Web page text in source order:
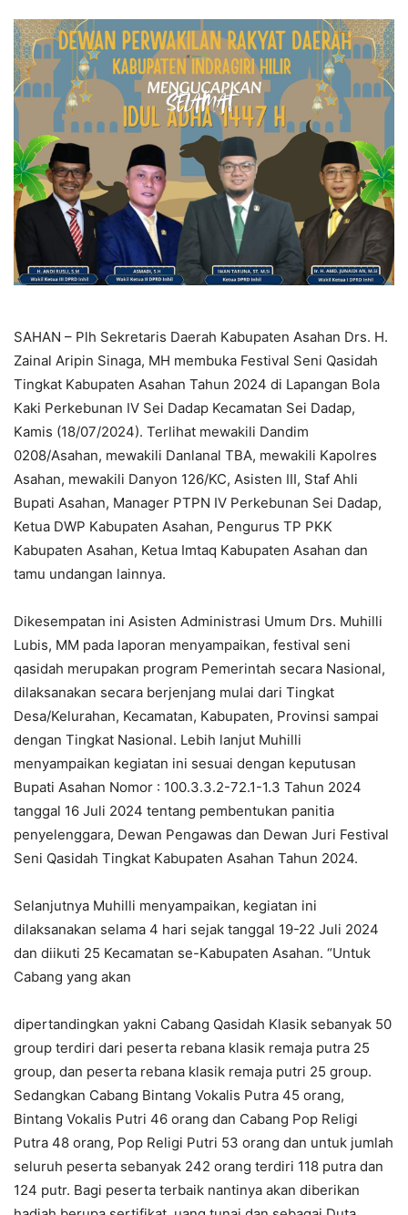
SAHAN – Plh Sekretaris Daerah Kabupaten Asahan Drs. H.
Zainal Aripin Sinaga, MH membuka Festival Seni Qasidah
Tingkat Kabupaten Asahan Tahun 2024 di Lapangan Bola
Kaki Perkebunan IV Sei Dadap Kecamatan Sei Dadap,
Kamis (18/07/2024). Terlihat mewakili Dandim
0208/Asahan, mewakili Danlanal TBA, mewakili Kapolres
Asahan, mewakili Danyon 126/KC, Asisten III, Staf Ahli
Bupati Asahan, Manager PTPN IV Perkebunan Sei Dadap,
Ketua DWP Kabupaten Asahan, Pengurus TP PKK
Kabupaten Asahan, Ketua Imtaq Kabupaten Asahan dan
tamu undangan lainnya.
Dikesempatan ini Asisten Administrasi Umum Drs. Muhilli
Lubis, MM pada laporan menyampaikan, festival seni
qasidah merupakan program Pemerintah secara Nasional,
dilaksanakan secara berjenjang mulai dari Tingkat
Desa/Kelurahan, Kecamatan, Kabupaten, Provinsi sampai
dengan Tingkat Nasional. Lebih lanjut Muhilli
menyampaikan kegiatan ini sesuai dengan keputusan
Bupati Asahan Nomor : 100.3.3.2-72.1-1.3 Tahun 2024
tanggal 16 Juli 2024 tentang pembentukan panitia
penyelenggara, Dewan Pengawas dan Dewan Juri Festival
Seni Qasidah Tingkat Kabupaten Asahan Tahun 2024.
Selanjutnya Muhilli menyampaikan, kegiatan ini
dilaksanakan selama 4 hari sejak tanggal 19-22 Juli 2024
dan diikuti 25 Kecamatan se-Kabupaten Asahan. “Untuk
Cabang yang akan
dipertandingkan yakni Cabang Qasidah Klasik sebanyak 50
group terdiri dari peserta rebana klasik remaja putra 25
group, dan peserta rebana klasik remaja putri 25 group.
Sedangkan Cabang Bintang Vokalis Putra 45 orang,
Bintang Vokalis Putri 46 orang dan Cabang Pop Religi
Putra 48 orang, Pop Religi Putri 53 orang dan untuk jumlah
seluruh peserta sebanyak 242 orang terdiri 118 putra dan
124 putr. Bagi peserta terbaik nantinya akan diberikan